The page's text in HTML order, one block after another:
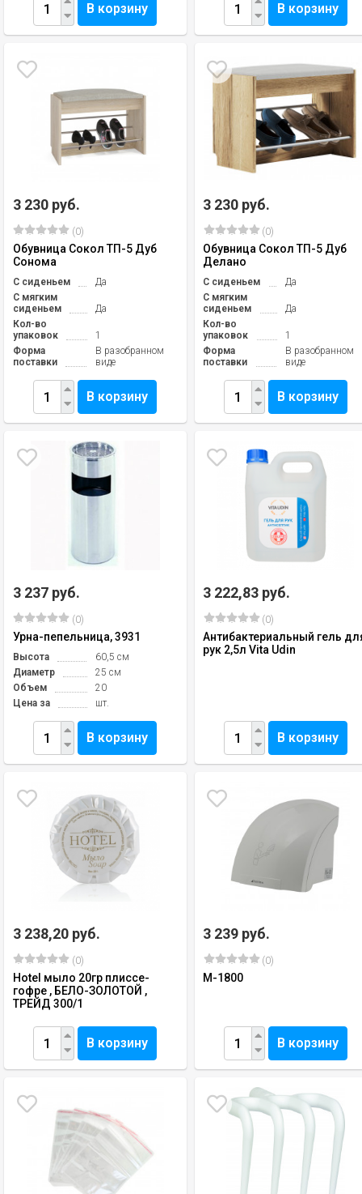
В корзину В корзину
3 230 руб.
(0)
Обувница Сокол ТП-5 Дуб
Сонома
С сиденьем
Да
С мягким
сиденьем
Да
Кол-во
упаковок
1
Форма
поставки
В разобранном
виде
В корзину
3 230 руб.
(0)
Обувница Сокол ТП-5 Дуб
Делано
С сиденьем
Да
С мягким
сиденьем
Да
Кол-во
упаковок
1
Форма
поставки
В разобранном
виде
В корзину
3 237 руб.
(0)
Урна-пепельница, 3931
Высота
60,5 см
Диаметр
25 см
Объем
20
Цена за
шт.
В корзину
3 222,83 руб.
(0)
Антибактериальный гель
рук 2,5л Vita Udin
В корзину
3 238,20 руб.
(0)
Hotel мыло 20гр плиссе-
гофре , БЕЛО-ЗОЛОТОЙ ,
ТРЕЙД 300/1
В корзину
3 239 руб.
(0)
M-1800
В корзину